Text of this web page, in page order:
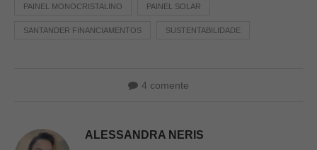
PAINEL MONOCRISTALINO PAINEL SOLAR
SANTANDER FINANCIAMENTOS SUSTENTABILIDADE
4 comente
ALESSANDRA NERIS